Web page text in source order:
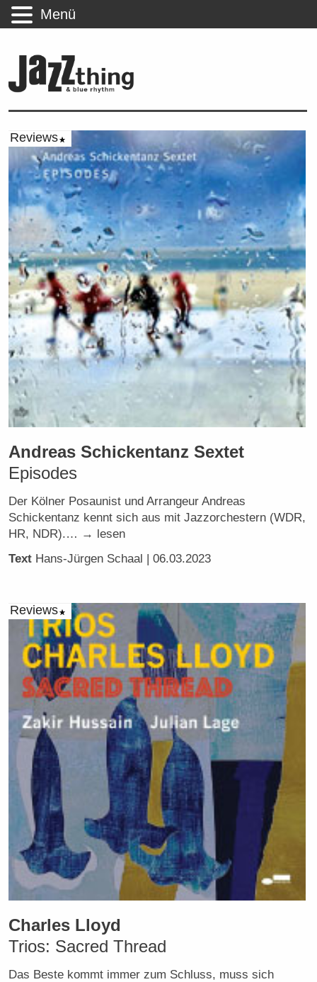
Reviews
Andreas Schickentanz Sextet
Episodes
Der Kölner Posaunist und Arrangeur Andreas
Schickentanz kennt sich aus mit Jazzorchestern (WDR,
HR, NDR).… → lesen
Text Hans-Jürgen Schaal | 06.03.2023
Reviews
Charles Lloyd
Trios: Sacred Thread
Das Beste kommt immer zum Schluss, muss sich
Menü